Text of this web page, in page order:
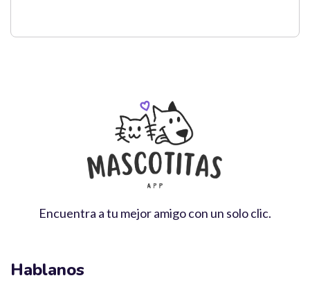
Encuentra a tu mejor amigo con un solo clic.
Hablanos